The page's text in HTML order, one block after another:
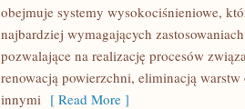
obejmuje systemy wysokociśnieniowe,
najbardziej wymagających
pozwalające na realizację procesów
renowacją powierzchni, eliminacją
innymi [ Read More ]